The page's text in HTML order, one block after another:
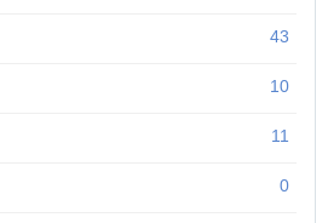
43
10
11
0